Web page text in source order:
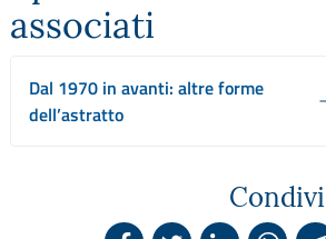
associati
Dal 1970 in avanti: altre forme
dell’astratto